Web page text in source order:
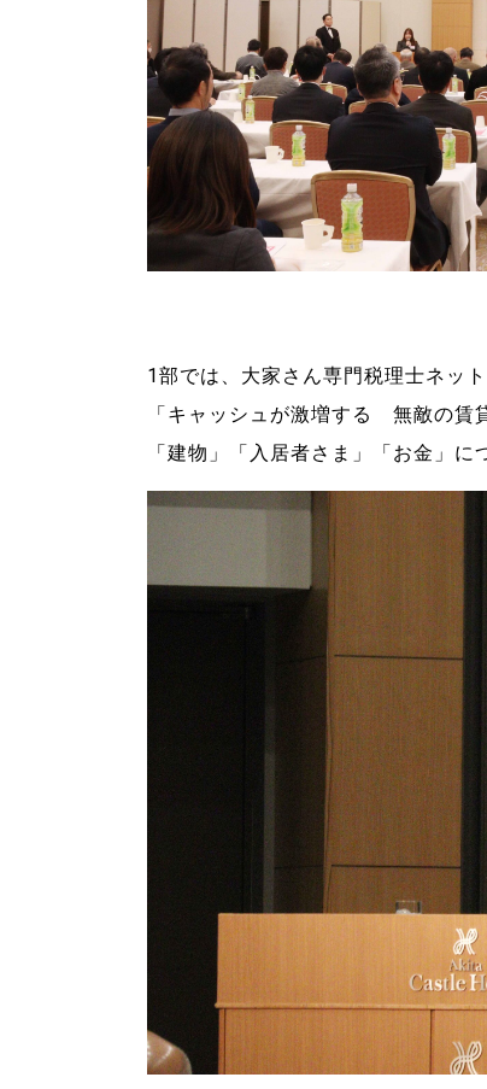
1部では、大家さん専門税理士ネ
「キャッシュが激増する 無敵の賃
「建物」「入居者さま」「お金」に